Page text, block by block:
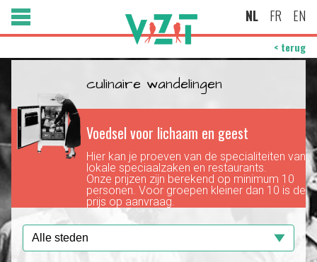
NL FR EN
< terug
culinaire wandelingen
Voedsel voor lichaam en geest
Hier kan je proeven van de specialiteiten van
lokale speciaalzaken en restaurants.
Onze prijzen zijn berekend op minimum 10
personen. Voor groepen kleiner dan 10 is de
prijs op aanvraag.